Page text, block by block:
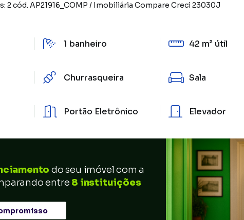
2cód. AP21916_COMP / Imobiliária Compare Creci23030J
1 banheiro 42 m² útil
Churrasqueira Sala
Portão Eletrônico Elevador
do seu imóvel com a
entre 8 instituições